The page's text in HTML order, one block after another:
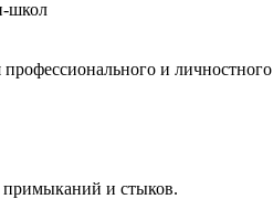
и
примыканий и стыков.